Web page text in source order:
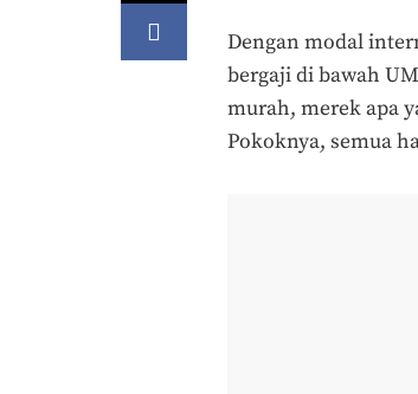
Dengan modal
bergaji di bawah
murah, merek apa
Pokoknya, semua